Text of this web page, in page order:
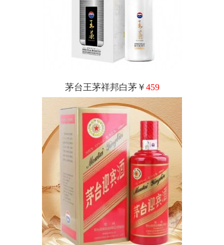
茅台王茅祥邦白茅￥ 459